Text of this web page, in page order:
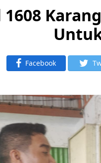
Facebook